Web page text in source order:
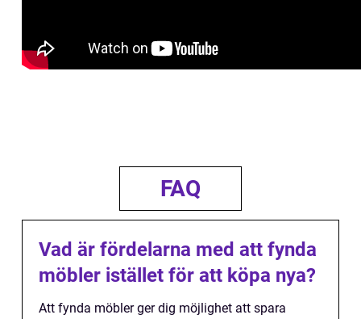
FAQ
Vad är fördelarna med att fynda
möbler istället för att köpa nya?
Att fynda möbler ger dig möjlighet att spara